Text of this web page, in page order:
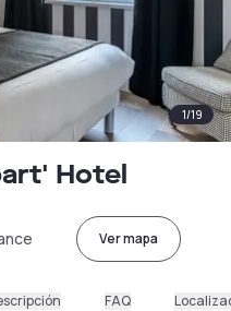
1/19
Hotel
Ver mapa
FAQ